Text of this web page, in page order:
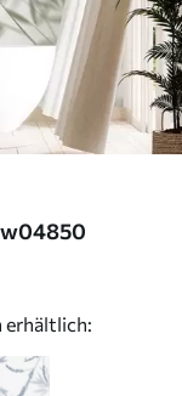
erhältlich: